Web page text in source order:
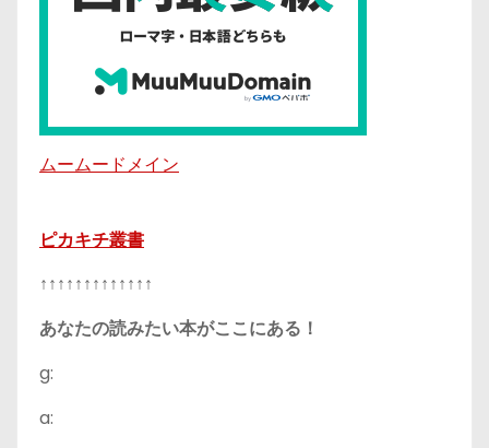
ムームードメイン
ピカキチ叢書
↑↑↑↑↑↑↑↑↑↑↑↑↑
あなたの読みたい本がここにある！
g:
a: